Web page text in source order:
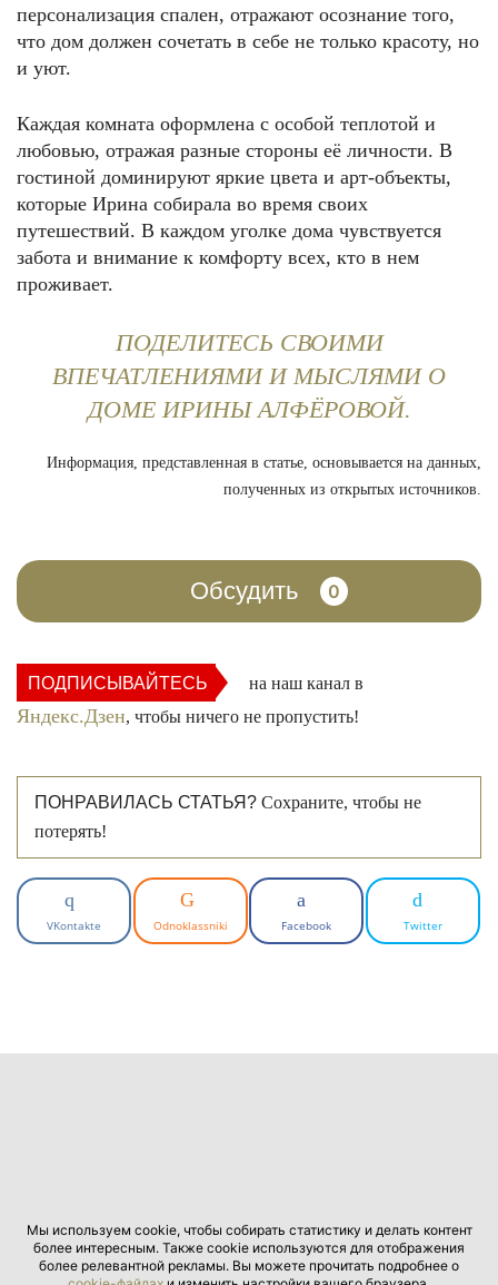
персонализация спален, отражают осознание того,
что дом должен сочетать в себе не только красоту, но
и уют.
Каждая комната оформлена с особой теплотой и
любовью, отражая разные стороны её личности. В
гостиной доминируют яркие цвета и арт-объекты,
которые Ирина собирала во время своих
путешествий. В каждом уголке дома чувствуется
забота и внимание к комфорту всех, кто в нем
проживает.
ПОДЕЛИТЕСЬ СВОИМИ
ВПЕЧАТЛЕНИЯМИ И МЫСЛЯМИ О
ДОМЕ ИРИНЫ АЛФЁРОВОЙ.
Информация, представленная в статье, основывается на данных,
полученных из открытых источников.
Обсудить 0
ПОДПИСЫВАЙТЕСЬ на наш канал в
Яндекс.Дзен, чтобы ничего не пропустить!
ПОНРАВИЛАСЬ СТАТЬЯ? Сохраните, чтобы не
потерять!
VKontakte Odnoklassniki Facebook Twitter
Мы используем cookie, чтобы собирать статистику и делать контент
более интересным. Также cookie используются для отображения
более релевантной рекламы. Вы можете прочитать подробнее о